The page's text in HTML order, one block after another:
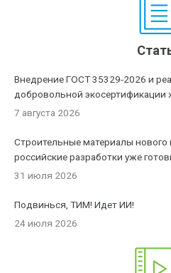
Внедрение ГОСТ 35329-2026 и
добровольной экосертификации
7 августа 2026
Строительные материалы нового
российские разработки уже
31 июля 2026
Подвинься, ТИМ! Идет ИИ!
24 июля 2026